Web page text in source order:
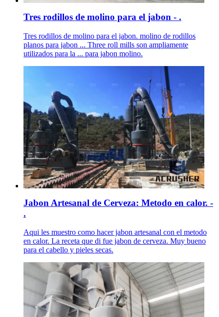
Tres rodillos de molino para el jabon - .
Tres rodillos de molino para el jabon. molino de rodillos
planos para jabon ... Three roll mills son ampliamente
utilizados para la ... para jabon molino.
Jabon Artesanal de Cerveza: Metodo en calor. -
.
Aqui les muestro como hacer jabon artesanal con el metodo
en calor. La receta que di fue jabon de cerveza. Muy bueno
para el cabello y pieles secas.